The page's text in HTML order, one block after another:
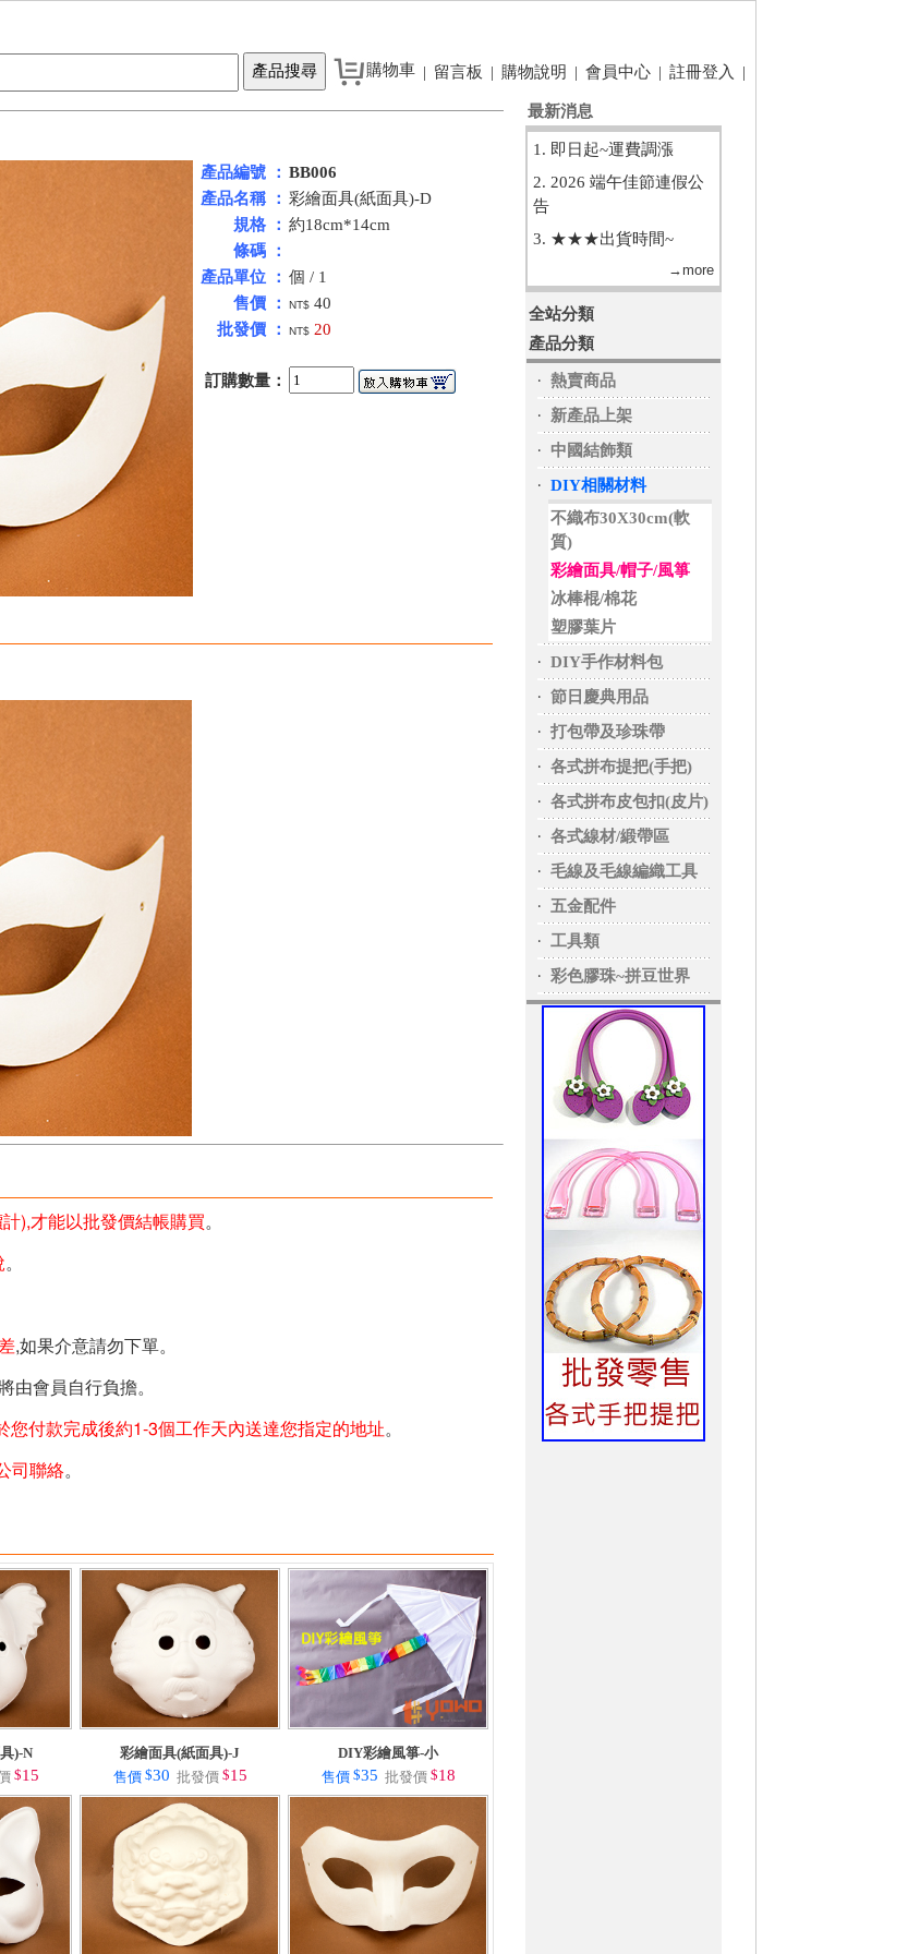
購物車 | 留言板 | 購物說明 | 會員中心 | 註冊登入 |
產品編號 ： BB006
產品名稱 ： 彩繪面具(紙面具)-D
規格 ： 約18cm*14cm
條碼 ：
產品單位 ： 個 / 1
售價 ：
NT$ 40
批發價 ：
NT$ 20
訂購數量：
),才能以批發價結帳購買。
。
,如果介意請勿下單。
由會員自行負擔。
您付款完成後約1-3個工作天內送達您指定的地址。
司聯絡。
)-N
$15
彩繪面具(紙面具)-J
售價 $30 批發價 $15
DIY彩繪風箏-小
售價 $35 批發價 $18
最新消息
1. 即日起~運費調漲
2. 2026 端午佳節連假公
告
3. ★★★出貨時間~
→more
全站分類
產品分類
‧ 熱賣商品
‧ 新產品上架
‧ 中國結飾類
‧
DIY相關材料
不織布30X30cm(軟
質)
彩繪面具/帽子/風箏
冰棒棍/棉花
塑膠葉片
‧ DIY手作材料包
‧ 節日慶典用品
‧ 打包帶及珍珠帶
‧ 各式拼布提把(手把)
‧ 各式拼布皮包扣(皮片)
‧ 各式線材/緞帶區
‧ 毛線及毛線編織工具
‧ 五金配件
‧ 工具類
‧ 彩色膠珠~拼豆世界